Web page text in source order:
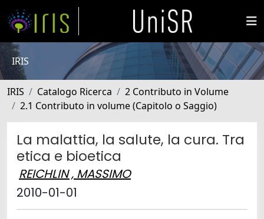
IRIS
IRIS Catalogo Ricerca
2 Contributo in Volume
2.1 Contributo in volume (Capitolo o Saggio)
La malattia, la salute, la cura. Tra
etica e bioetica
REICHLIN , MASSIMO
2010-01-01